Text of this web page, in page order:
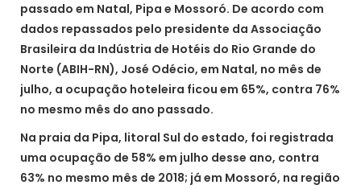
passado em Natal, Pipa e Mossoró. De acordo com
dados repassados pelo presidente da Associação
Brasileira da Indústria de Hotéis do Rio Grande do
Norte (ABIH-RN), José Odécio, em Natal, no mês de
julho, a ocupação hoteleira ficou em 65%, contra 76%
no mesmo mês do ano passado.
Na praia da Pipa, litoral Sul do estado, foi registrada
uma ocupação de 58% em julho desse ano, contra
63% no mesmo mês de 2018; já em Mossoró, na região